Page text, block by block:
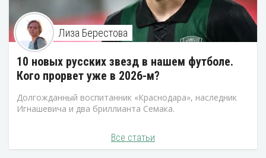
Лиза Берестова
10 новых русских звезд в нашем футболе.
Кого прорвет уже в 2026-м?
Долгожданный воспитанник «Краснодара», наследник
Игнашевича и два бриллианта Семака.
Все статьи